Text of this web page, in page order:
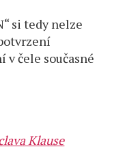
si tedy nelze
v čele současné
Klause